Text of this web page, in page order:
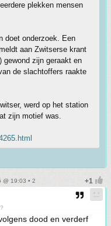
plekken mensen
doet onderzoek. Een
aan Zwitserse krant
gewond zijn geraakt en
de slachtoffers raakte
werd op het station
zijn motief was.
@ 19:03 • 2
dood en verderf